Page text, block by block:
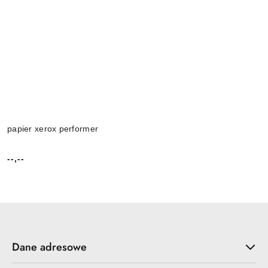
papier xerox performer
Cena:
--,--
Dane adresowe